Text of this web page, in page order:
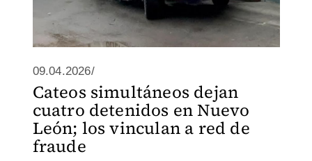
09.04.2026/
Cateos simultáneos dejan
cuatro detenidos en Nuevo
León; los vinculan a red de
fraude